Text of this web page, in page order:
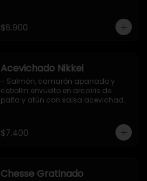
$6.900
Acevichado Nikkei
- Salmón, camarón apanado y
cebollin envuelto en arcoíris de
palta y atún con salsa acevichada,
$7.400
Chesse Gratinado